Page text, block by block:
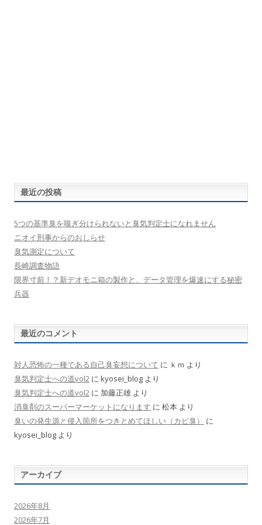
最近の投稿
5つの基準臭を嗅ぎ分けられないと臭気判定士になれません
ニオイ刑事からのおしらせ
臭気測定について
長崎調査物語
限界寸前！？新デオモニ箱の製作と、データ管理を爆速にする秘密
兵器
最近のコメント
対人恐怖の一種である自己臭妄想について に ｋｍ より
臭気判定士への道vol2 に kyosei_blog より
臭気判定士への道vol2 に 加藤正雄 より
消臭剤のスーパーマーケットになります に 松本 より
臭いの発生源と侵入箇所をつきとめてほしい（カビ臭）
に
kyosei_blog より
アーカイブ
2026年8月
2026年7月